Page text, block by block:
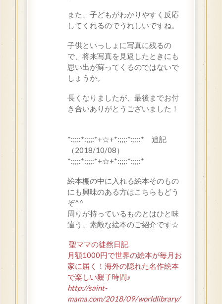
また、子どもがわかりやすく反応
してくれるのでうれしいですね。
子供といっしょに写真に残るの
で、将来写真を見返したときにも
思い出が蘇ってくるのではないで
しょうか。
長くなりましたが、最後までお付
き合いありがとうございました！
*:;;;:*:;;;:*+☆+*:;;;:*:;;;:* 追記
（2018/10/08）
*:;;;:*:;;;:*+☆+*:;;;:*:;;;:*
絵本棚の中に入れる絵本そのもの
にも興味のある方はこちらもどう
ぞ^^
周りが持っているものとはひと味
違う、素敵な絵本のご紹介です☆
聖ママの徒然日記
月額1000円で世界の絵本が毎月お
家に届く！海外の隠れた名作絵本
で楽しい親子時間♪
http://saint-
mama.com/2018/09/worldlibrary/